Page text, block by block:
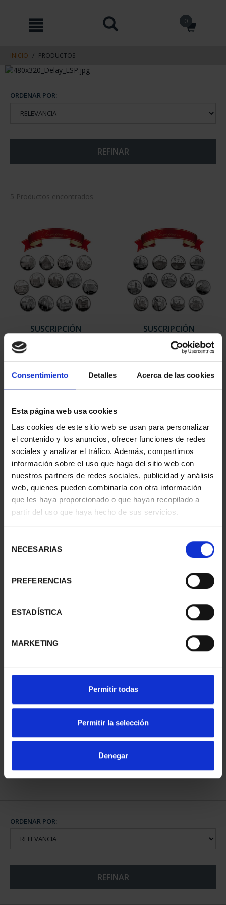
Consentimiento Detalles Acerca de las cookies
Esta página web usa cookies
Las cookies de este sitio web se usan para personalizar
el contenido y los anuncios, ofrecer funciones de redes
sociales y analizar el tráfico. Además, compartimos
información sobre el uso que haga del sitio web con
nuestros partners de redes sociales, publicidad y análisis
web, quienes pueden combinarla con otra información
que les haya proporcionado o que hayan recopilado a
partir del uso que haya hecho de sus servicios.
NECESARIAS
PREFERENCIAS
ESTADÍSTICA
MARKETING
Permitir todas
Permitir la selección
Denegar
contenido
navegacin
0
INICIO PRODUCTOS
ORDENAR POR:
REFINAR
5 Productos encontrados
SUSCRIPCIÓN
949,00 €
Sólo para usuarios
registrados
SUSCRIPCIÓN
CAPITALES DE
PROVINCIA 2
949,00 €
Sólo para usuarios
registrados
SUSCRIPCIÓN
CAPITALES DE
949,00 €
registrados
SUSCRIPCIÓN
CAPITALES DE
949,00 €
registrados
CAPITALES DE
COMPLET...
3.796,00 €
ORDENAR POR:
REFINAR